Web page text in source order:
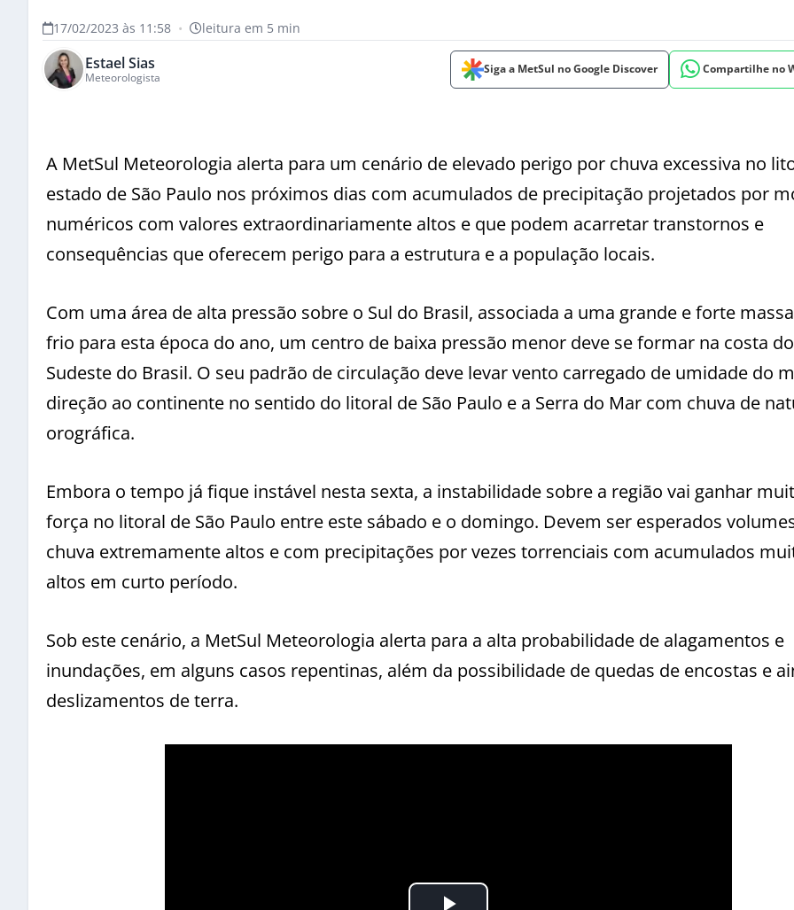
17/02/2023 às 11:58 • leitura em 5 min
Estael Sias
Meteorologista
Siga a MetSul no Google Discover Compartilhe no
A MetSul Meteorologia alerta para um cenário de elevado perigo por chuva excessiva no
estado de São Paulo nos próximos dias com acumulados de precipitação projetados por
numéricos com valores extraordinariamente altos e que podem acarretar transtornos e
consequências que oferecem perigo para a estrutura e a população locais.
Com uma área de alta pressão sobre o Sul do Brasil, associada a uma grande e forte
frio para esta época do ano, um centro de baixa pressão menor deve se formar na costa do
Sudeste do Brasil. O seu padrão de circulação deve levar vento carregado de umidade do
direção ao continente no sentido do litoral de São Paulo e a Serra do Mar com chuva de
orográfica.
Embora o tempo já fique instável nesta sexta, a instabilidade sobre a região vai ganhar
força no litoral de São Paulo entre este sábado e o domingo. Devem ser esperados
chuva extremamente altos e com precipitações por vezes torrenciais com acumulados
altos em curto período.
Sob este cenário, a MetSul Meteorologia alerta para a alta probabilidade de alagamentos e
inundações, em alguns casos repentinas, além da possibilidade de quedas de encostas e
deslizamentos de terra.